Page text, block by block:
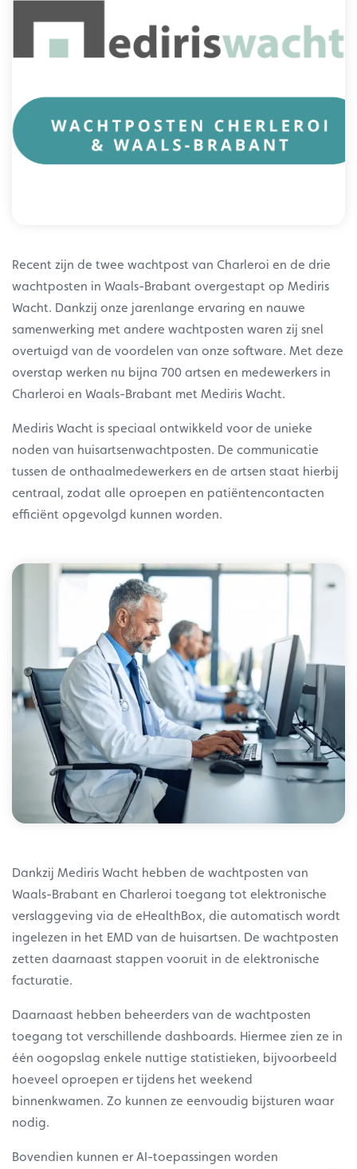
Recent zijn de twee wachtpost van Charleroi en de drie
wachtposten in Waals-Brabant overgestapt op Mediris
Wacht. Dankzij onze jarenlange ervaring en nauwe
samenwerking met andere wachtposten waren zij snel
overtuigd van de voordelen van onze software. Met deze
overstap werken nu bijna 700 artsen en medewerkers in
Charleroi en Waals-Brabant met Mediris Wacht.
Mediris Wacht is speciaal ontwikkeld voor de unieke
noden van huisartsenwachtposten. De communicatie
tussen de onthaalmedewerkers en de artsen staat hierbij
centraal, zodat alle oproepen en patiëntencontacten
efficiënt opgevolgd kunnen worden.
Dankzij Mediris Wacht hebben de wachtposten van
Waals-Brabant en Charleroi toegang tot elektronische
verslaggeving via de eHealthBox, die automatisch wordt
ingelezen in het EMD van de huisartsen. De wachtposten
zetten daarnaast stappen vooruit in de elektronische
facturatie.
Daarnaast hebben beheerders van de wachtposten
toegang tot verschillende dashboards. Hiermee zien ze in
één oogopslag enkele nuttige statistieken, bijvoorbeeld
hoeveel oproepen er tijdens het weekend
binnenkwamen. Zo kunnen ze eenvoudig bijsturen waar
nodig.
Bovendien kunnen er AI-toepassingen worden